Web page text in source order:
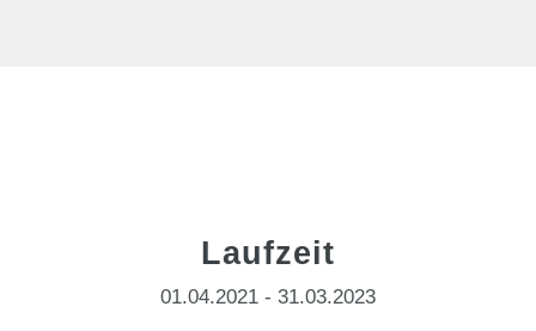
Laufzeit
01.04.2021 - 31.03.2023